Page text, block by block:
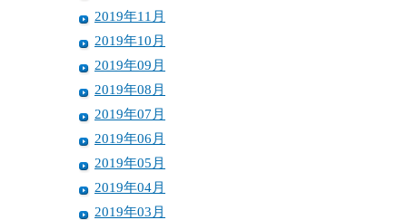
2019年11月
2019年10月
2019年09月
2019年08月
2019年07月
2019年06月
2019年05月
2019年04月
2019年03月